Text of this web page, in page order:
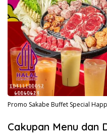
Promo Sakabe Buffet Special
Cakupan Menu dan